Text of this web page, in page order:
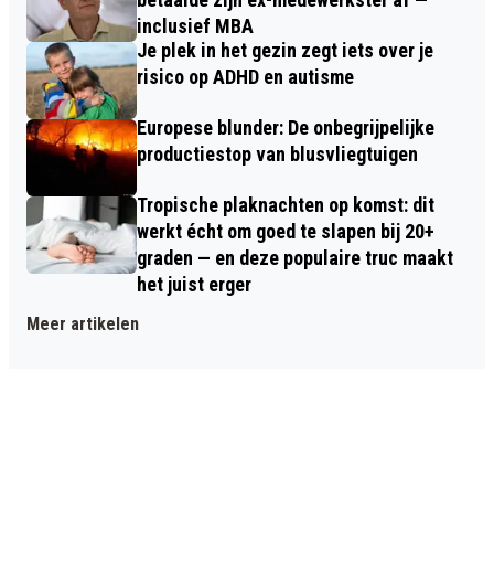
inclusief MBA
Je plek in het gezin zegt iets over je
risico op ADHD en autisme
Europese blunder: De onbegrijpelijke
productiestop van blusvliegtuigen
Tropische plaknachten op komst: dit
werkt écht om goed te slapen bij 20+
graden — en deze populaire truc maakt
het juist erger
Meer artikelen